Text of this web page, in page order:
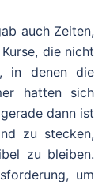
auch Zeiten,
die nicht
in denen die
hatten sich
dann ist
zu stecken,
zu bleiben.
um